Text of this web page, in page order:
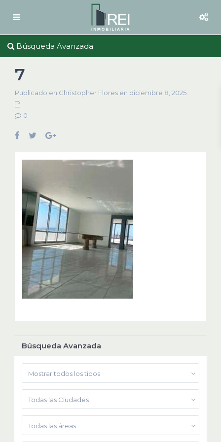
Búsqueda Avanzada
7
Publicado en Christopher Flores en diciembre 8, 2025
0
Búsqueda Avanzada
Mostrar todos los tipos
Todas las Ciudades
Todas las áreas